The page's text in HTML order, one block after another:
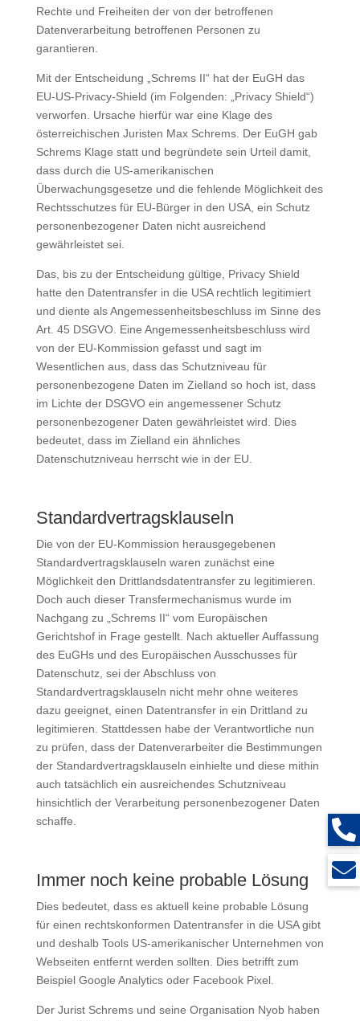
Rechte und Freiheiten der von der betroffenen
Datenverarbeitung betroffenen Personen zu
garantieren.
Mit der Entscheidung „Schrems II“ hat der EuGH das
EU-US-Privacy-Shield (im Folgenden: „Privacy Shield“)
verworfen. Ursache hierfür war eine Klage des
österreichischen Juristen Max Schrems. Der EuGH gab
Schrems Klage statt und begründete sein Urteil damit,
dass durch die US-amerikanischen
Überwachungsgesetze und die fehlende Möglichkeit des
Rechtsschutzes für EU-Bürger in den USA, ein Schutz
personenbezogener Daten nicht ausreichend
gewährleistet sei.
Das, bis zu der Entscheidung gültige, Privacy Shield
hatte den Datentransfer in die USA rechtlich legitimiert
und diente als Angemessenheitsbeschluss im Sinne des
Art. 45 DSGVO. Eine Angemessenheitsbeschluss wird
von der EU-Kommission gefasst und sagt im
Wesentlichen aus, dass das Schutzniveau für
personenbezogene Daten im Zielland so hoch ist, dass
im Lichte der DSGVO ein angemessener Schutz
personenbezogener Daten gewährleistet wird. Dies
bedeutet, dass im Zielland ein ähnliches
Datenschutzniveau herrscht wie in der EU.
Standardvertragsklauseln
Die von der EU-Kommission herausgegebenen
Standardvertragsklauseln waren zunächst eine
Möglichkeit den Drittlandsdatentransfer zu legitimieren.
Doch auch dieser Transfermechanismus wurde im
Nachgang zu „Schrems II“ vom Europäischen
Gerichtshof in Frage gestellt. Nach aktueller Auffassung
des EuGHs und des Europäischen Ausschusses für
Datenschutz, sei der Abschluss von
Standardvertragsklauseln nicht mehr ohne weiteres
dazu geeignet, einen Datentransfer in ein Drittland zu
legitimieren. Stattdessen habe der Verantwortliche nun
zu prüfen, dass der Datenverarbeiter die Bestimmungen
der Standardvertragsklauseln einhielte und diese mithin
auch tatsächlich ein ausreichendes Schutzniveau
hinsichtlich der Verarbeitung personenbezogener Daten
schaffe.
Immer noch keine probable Lösung
Dies bedeutet, dass es aktuell keine probable Lösung
für einen rechtskonformen Datentransfer in die USA gibt
und deshalb Tools US-amerikanischer Unternehmen von
Webseiten entfernt werden sollten. Dies betrifft zum
Beispiel Google Analytics oder Facebook Pixel.
Der Jurist Schrems und seine Organisation Nyob haben